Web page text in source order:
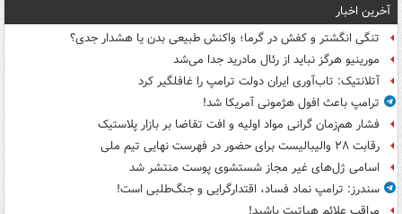
آخرین اخبار
تنگی انگشتر و کفش در گرما؛ واکنش طبیعی بدن یا هشدار جدی؟
مورینیو هرگز نباید از رئال مادرید جدا می‌شد
آتلانتیک: تاب‌آوری ایران دولت ترامپ را غافلگیر کرد
ترامپ باعث افول هژمونی آمریکا شد!
فشار هم‌زمان گرانی مواد اولیه و افت تقاضا بر بازار پلاستیک
رقابت ۲۸ والیبالیست برای حضور در فهرست نهایی تیم ملی
اسامی ژل‌های غیر مجاز شستشوی پوست منتشر شد
سندرز: ترامپ نماد فساد، اقتدارگرایی و جنگ‌طلبی است!